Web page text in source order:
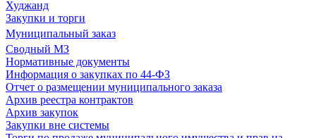
Худжанд
Закупки и торги
Муниципальный заказ
Сводный МЗ
Нормативные документы
Информация о закупках по 44-ФЗ
Отчет о размещении муниципального заказа
Архив реестра контрактов
Архив закупок
Закупки вне системы